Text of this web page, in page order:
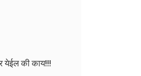
येईल की काय!!!